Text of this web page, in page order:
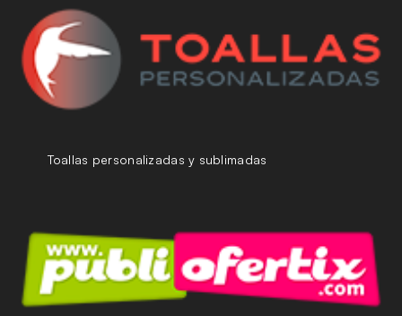
Toallas personalizadas y sublimadas